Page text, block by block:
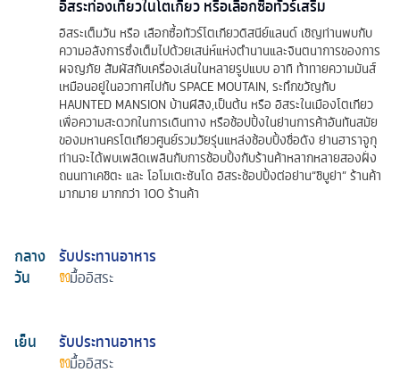
อิสระท่องเที่ยวในโตเกียว หรือเลือกซื้อทัวร์เสริม
อิสระเต็มวัน หรือ เลือกซื้อทัวร์โตเกียวดิสนีย์แลนด์ เชิญท่านพบกับ
ความอลังการซึ่งเต็มไปด้วยเสน่ห์แห่งตำนานและจินตนาการของการ
ผจญภัย สัมผัสกับเครื่องเล่นในหลายรูปแบบ อาทิ ท้าทายความมันส์
เหมือนอยู่ในอวกาศไปกับ SPACE MOUTAIN, ระทึกขวัญกับ
HAUNTED MANSION บ้านผีสิง,เป็นต้น หรือ อิสระในเมืองโตเกียว
เพื่อความสะดวกในการเดินทาง หรือช้อปปิ้งในย่านการค้าอันทันสมัย
ของมหานครโตเกียวศูนย์รวมวัยรุ่นแหล่งช้อบปิ้งชื่อดัง ย่านฮาราจูกุ
ท่านจะได้พบเพลิดเพลินกับการช้อบปิ้งกับร้านค้าหลากหลายสองฝั่ง
ถนนทาเคชิตะ และ โอโมเตะซันโด อิสระช้อปปิ้งต่อย่าน“ชิบูย่า” ร้านค้า
มากมาย มากกว่า 100 ร้านค้า
กลาง
วัน
รับประทานอาหาร
มื้ออิสระ
เย็น
รับประทานอาหาร
มื้ออิสระ